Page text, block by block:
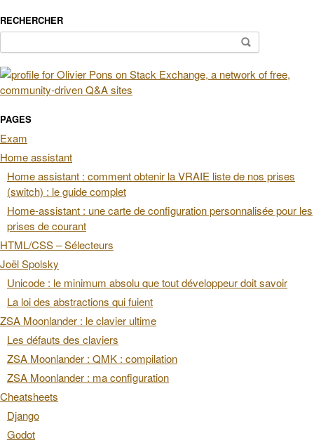
RECHERCHER
PAGES
Exam
Home assistant
Home assistant : comment obtenir la VRAIE liste de nos prises
(switch) : le guide complet
Home-assistant : une carte de configuration personnalisée pour les
prises de courant
HTML/CSS – Sélecteurs
Joël Spolsky
Unicode : le minimum absolu que tout développeur doit savoir
La loi des abstractions qui fuient
ZSA Moonlander : le clavier ultime
Les défauts des claviers
ZSA Moonlander : QMK : compilation
ZSA Moonlander : ma configuration
Cheatsheets
Django
Godot